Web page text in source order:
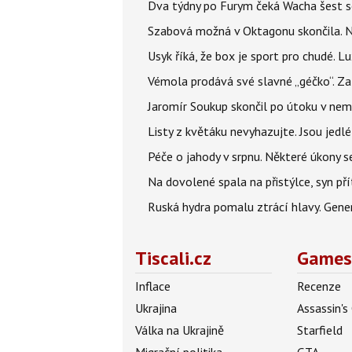
Dva týdny po Furym čeká Wacha
Szabová možná v Oktagonu skončila.
Usyk říká, že box je sport pro chudé.
Vémola prodává své slavné „géčko“.
Jaromír Soukup skončil po útoku v
Listy z květáku nevyhazujte. Jsou
Péče o jahody v srpnu. Některé úkony
Na dovolené spala na přistýlce, syn
Ruská hydra pomalu ztrácí hlavy.
Tiscali.cz
Inflace
Ukrajina
Válka na Ukrajině
Recenze
Assassin's
Starfield